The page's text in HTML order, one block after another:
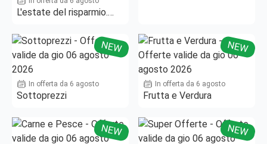
L'estate del risparmio.
NEW
In offerta da 6 agosto
Sottoprezzi
NEW
In offerta da 6 agosto
Frutta e Verdura
NEW NEW